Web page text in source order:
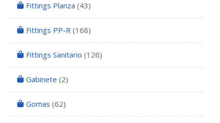
Fittings Planza (43)
Fittings PP-R (168)
Fittings Sanitario (126)
Gabinete (2)
Gomas (62)